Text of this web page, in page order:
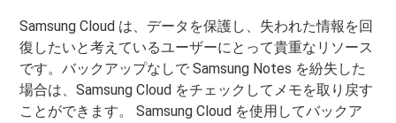
Samsung Cloud は、データを保護し、失われた情報を回
復したいと考えているユーザーにとって貴重なリソース
です。バックアップなしで Samsung Notes を紛失した
場合は、Samsung Cloud をチェックしてメモを取り戻す
ことができます。 Samsung Cloud を使用してバックア